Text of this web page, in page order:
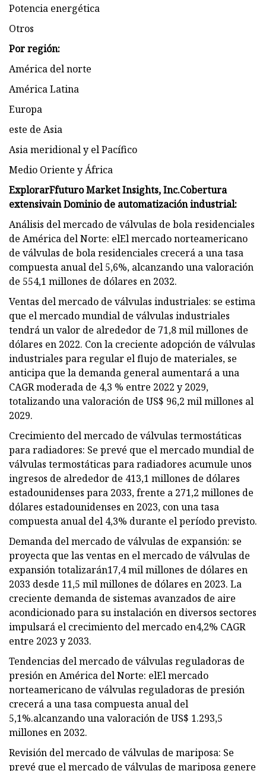
Potencia energética
Otros
Por región:
América del norte
América Latina
Europa
este de Asia
Asia meridional y el Pacífico
Medio Oriente y África
ExplorarFfuturo Market Insights, Inc.Cobertura
extensivain Dominio de automatización industrial:
Análisis del mercado de válvulas de bola residenciales
de América del Norte: elEl mercado norteamericano
de válvulas de bola residenciales crecerá a una tasa
compuesta anual del 5,6%, alcanzando una valoración
de 554,1 millones de dólares en 2032.
Ventas del mercado de válvulas industriales: se estima
que el mercado mundial de válvulas industriales
tendrá un valor de alrededor de 71,8 mil millones de
dólares en 2022. Con la creciente adopción de válvulas
industriales para regular el flujo de materiales, se
anticipa que la demanda general aumentará a una
CAGR moderada de 4,3 % entre 2022 y 2029,
totalizando una valoración de US$ 96,2 mil millones al
2029.
Crecimiento del mercado de válvulas termostáticas
para radiadores: Se prevé que el mercado mundial de
válvulas termostáticas para radiadores acumule unos
ingresos de alrededor de 413,1 millones de dólares
estadounidenses para 2033, frente a 271,2 millones de
dólares estadounidenses en 2023, con una tasa
compuesta anual del 4,3% durante el período previsto.
Demanda del mercado de válvulas de expansión: se
proyecta que las ventas en el mercado de válvulas de
expansión totalizarán17,4 mil millones de dólares en
2033 desde 11,5 mil millones de dólares en 2023. La
creciente demanda de sistemas avanzados de aire
acondicionado para su instalación en diversos sectores
impulsará el crecimiento del mercado en4,2% CAGR
entre 2023 y 2033.
Tendencias del mercado de válvulas reguladoras de
presión en América del Norte: elEl mercado
norteamericano de válvulas reguladoras de presión
crecerá a una tasa compuesta anual del
5,1%.alcanzando una valoración de US$ 1.293,5
millones en 2032.
Revisión del mercado de válvulas de mariposa: Se
prevé que el mercado de válvulas de mariposa genere